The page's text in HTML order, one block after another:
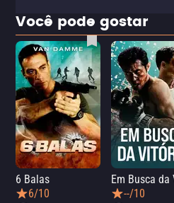
Você pode gostar
6 Balas
6/10
--/10